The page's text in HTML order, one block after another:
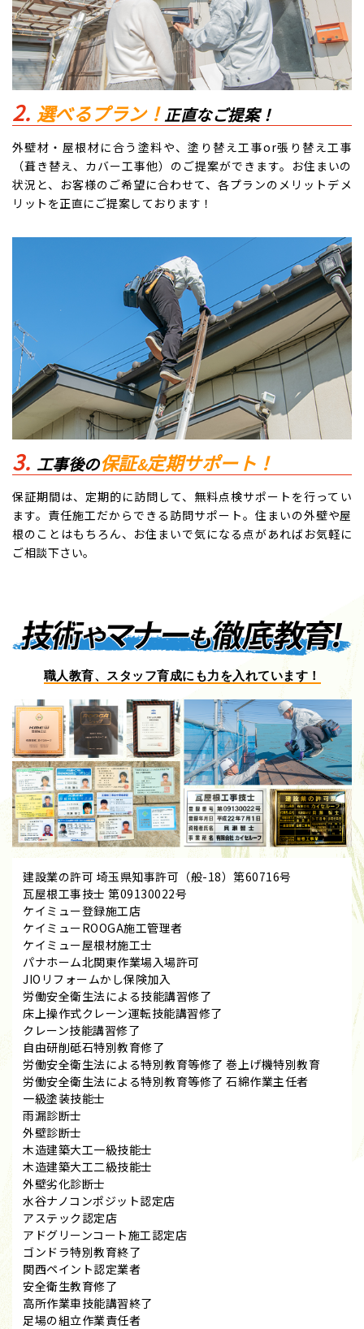
選べるプラン！正直なご提案！
外壁材・屋根材に合う塗料や、塗り替え工事or張り替え工事
（葺き替え、カバー工事他）のご提案ができます。お住まいの
状況と、お客様のご希望に合わせて、各プランのメリットデメ
リットを正直にご提案しております！
工事後の保証&定期サポート！
保証期間は、定期的に訪問して、無料点検サポートを⾏ってい
ます。責任施工だからできる訪問サポート。住まいの外壁や屋
根のことはもちろん、お住まいで気になる点があればお気軽に
ご相談下さい。
職人教育、スタッフ育成にも力を入れています！
建設業の許可 埼玉県知事許可（般-18）第60716号
瓦屋根工事技士 第09130022号
ケイミュー登録施工店
ケイミューROOGA施工管理者
ケイミュー屋根材施工士
パナホーム北関東作業場入場許可
JIOリフォームかし保険加入
労働安全衛生法による技能講習修了
床上操作式クレーン運転技能講習修了
クレーン技能講習修了
自由研削砥石特別教育修了
労働安全衛生法による特別教育等修了 巻上げ機特別教育
労働安全衛生法による特別教育等修了 石綿作業主任者
一級塗装技能士
雨漏診断士
外壁診断士
木造建築大工一級技能士
木造建築大工二級技能士
外壁劣化診断士
水谷ナノコンポジット認定店
アステック認定店
アドグリーンコート施工認定店
ゴンドラ特別教育終了
関西ペイント認定業者
安全衛生教育修了
高所作業車技能講習終了
足場の組立作業責任者